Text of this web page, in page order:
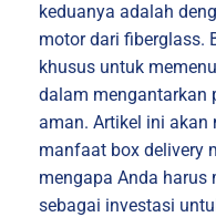
keduanya adalah
motor dari fiberglass.
khusus untuk
dalam mengantarkan
aman. Artikel ini akan
manfaat box delivery
mengapa Anda harus
sebagai investasi